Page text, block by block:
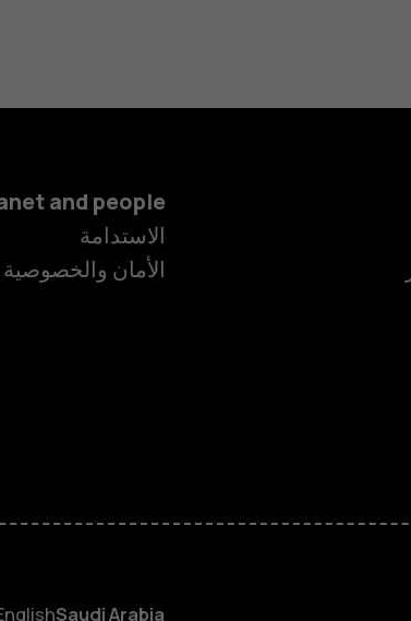
الهواتف
Terra M
and people
الاستدامة
الأمان والخصوصية
Saudi Arabia